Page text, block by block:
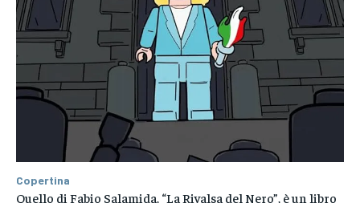
Copertina
Quello di Fabio Salamida, “La Rivalsa del Nero”, è un libro